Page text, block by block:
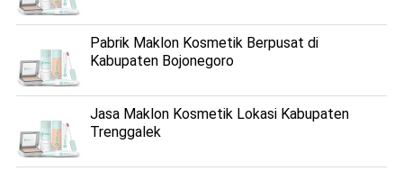
Pabrik Maklon Kosmetik Berpusat di
Kabupaten Bojonegoro
Jasa Maklon Kosmetik Lokasi Kabupaten
Trenggalek